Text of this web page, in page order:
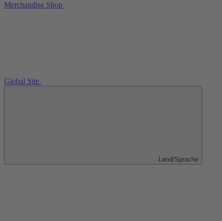
Merchandise Shop
Global Site
Land/Sprache